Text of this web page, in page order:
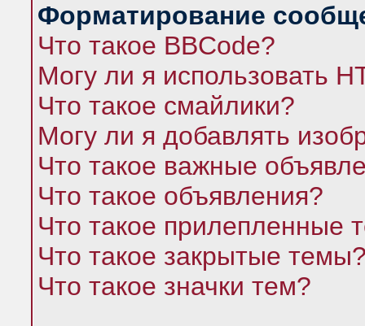
Форматирование
Что такое BBCode?
Могу ли я использовать
Что такое смайлики?
Могу ли я добавлять
Что такое важные
Что такое объявления?
Что такое прилепленные
Что такое закрытые
Что такое значки тем?